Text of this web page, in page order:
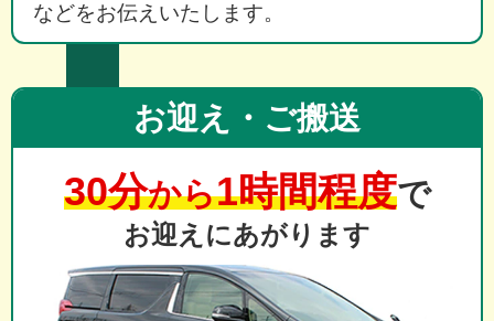
などをお伝えいたします。
お迎え・ご搬送
30分から1時間程度で
お迎えにあがります